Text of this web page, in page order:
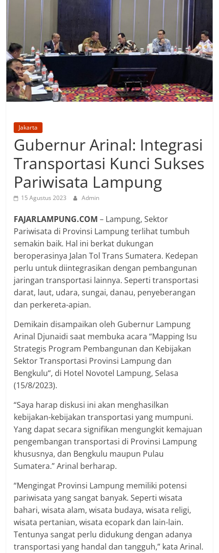
Jakarta
Gubernur Arinal: Integrasi
Transportasi Kunci Sukses
Pariwisata Lampung
15 Agustus 2023 Admin
FAJARLAMPUNG.COM – Lampung, Sektor
Pariwisata di Provinsi Lampung terlihat tumbuh
semakin baik. Hal ini berkat dukungan
beroperasinya Jalan Tol Trans Sumatera. Kedepan
perlu untuk diintegrasikan dengan pembangunan
jaringan transportasi lainnya. Seperti transportasi
darat, laut, udara, sungai, danau, penyeberangan
dan perkereta-apian.
Demikain disampaikan oleh Gubernur Lampung
Arinal Djunaidi saat membuka acara “Mapping Isu
Strategis Program Pembangunan dan Kebijakan
Sektor Transportasi Provinsi Lampung dan
Bengkulu“, di Hotel Novotel Lampung, Selasa
(15/8/2023).
“Saya harap diskusi ini akan menghasilkan
kebijakan-kebijakan transportasi yang mumpuni.
Yang dapat secara signifikan mengungkit kemajuan
pengembangan transportasi di Provinsi Lampung
khususnya, dan Bengkulu maupun Pulau
Sumatera.” Arinal berharap.
“Mengingat Provinsi Lampung memiliki potensi
pariwisata yang sangat banyak. Seperti wisata
bahari, wisata alam, wisata budaya, wisata religi,
wisata pertanian, wisata ecopark dan lain-lain.
Tentunya sangat perlu didukung dengan adanya
transportasi yang handal dan tangguh,” kata Arinal.